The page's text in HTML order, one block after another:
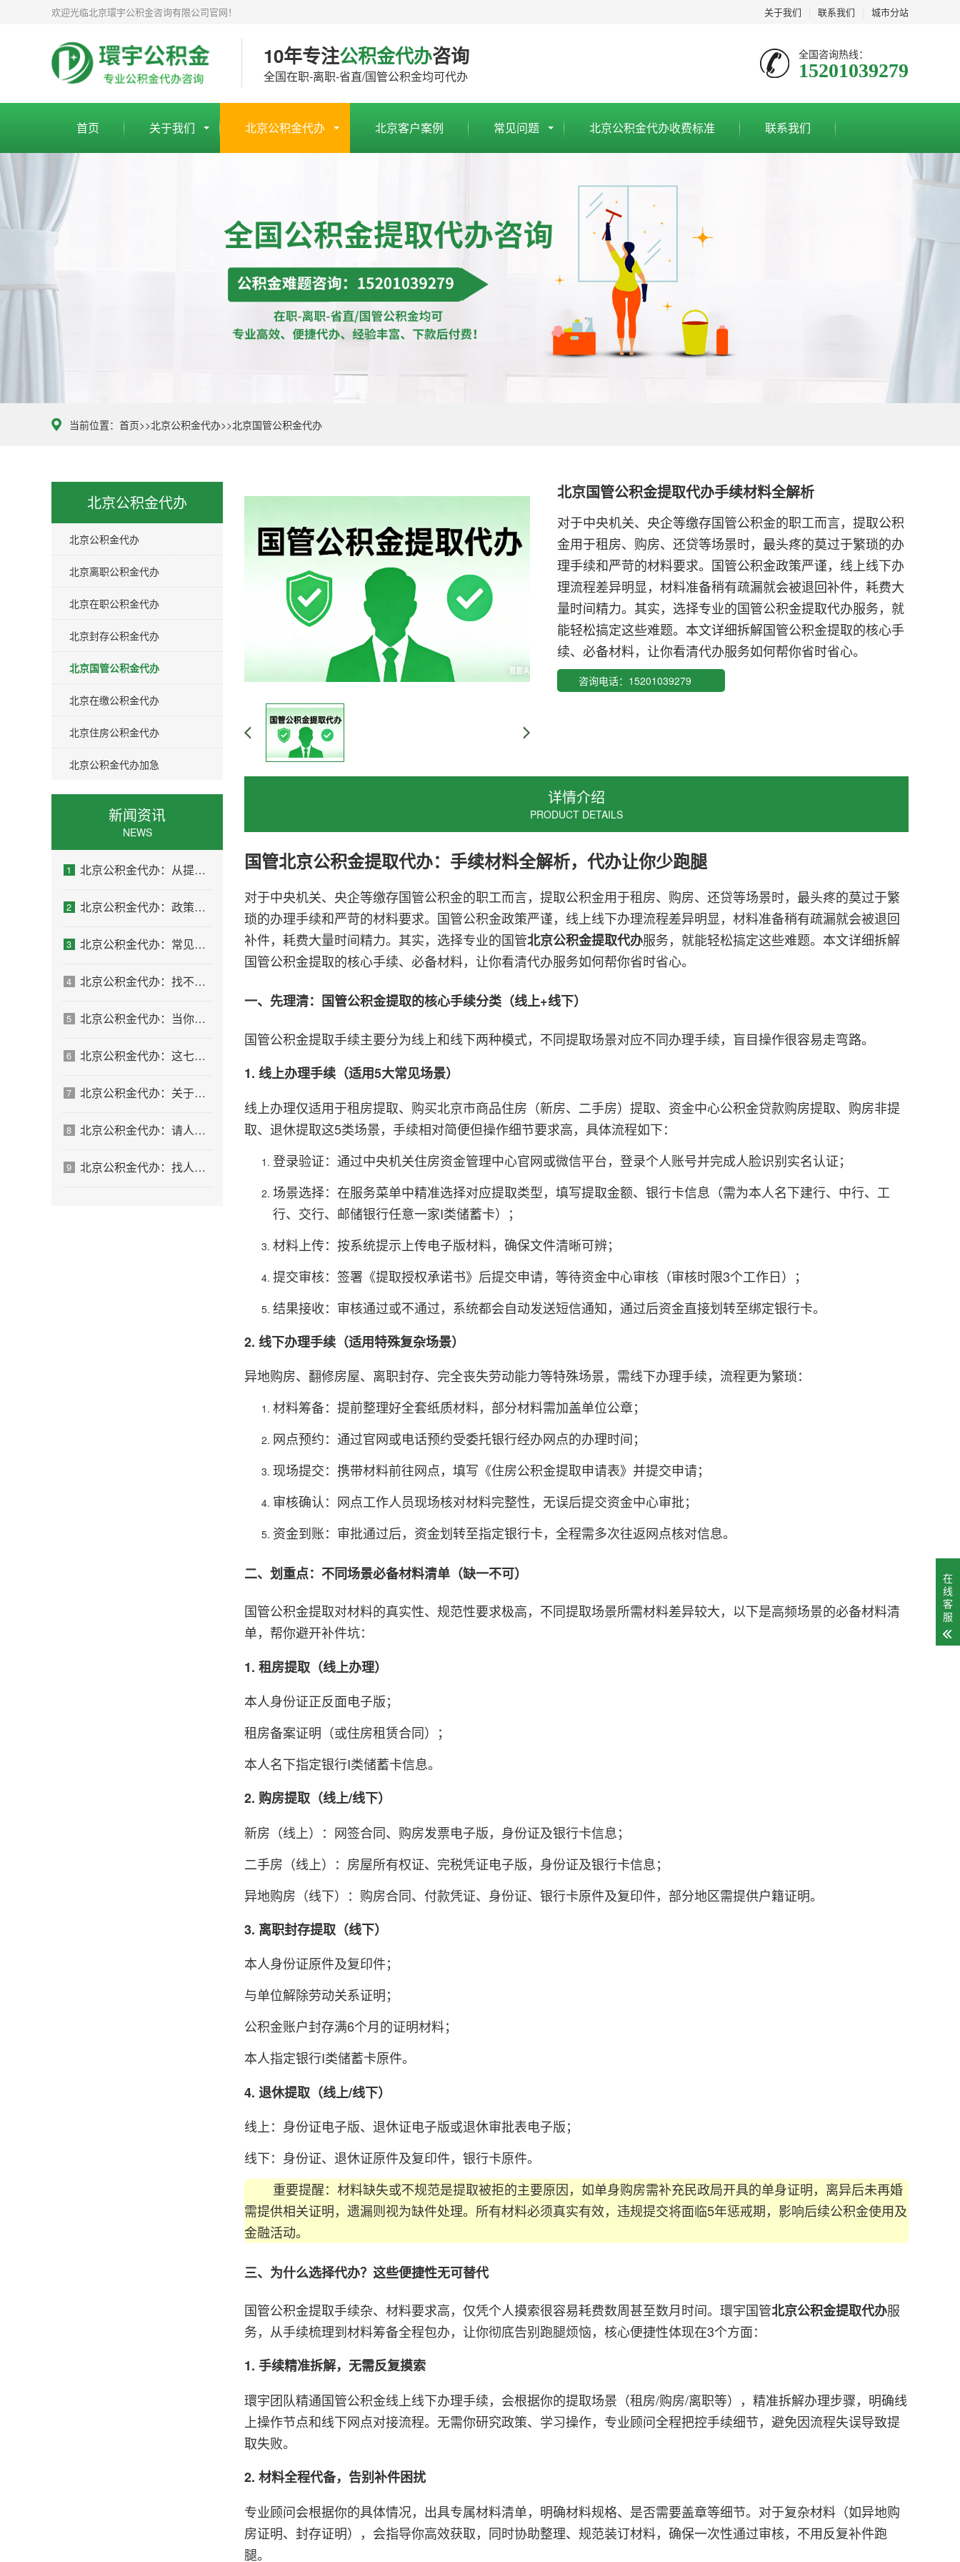
关于我们 联系我们 城市分站
欢迎光临北京環宇公积金咨询有限公司官网！
10年专注公积金代办咨询
全国在职-离职-省直/国管公积金均可代办
全国咨询热线：
15201039279
首页 关于我们 北京公积金代办 北京客户案例 常见问题 北京公积金代办收费标准 联系我们
当前位置： 首页>>北京公积金代办>>北京国管公积金代办
北京公积金代办
北京公积金代办
北京离职公积金代办
北京在职公积金代办
北京封存公积金代办
北京国管公积金代办
北京在缴公积金代办
北京住房公积金代办
北京公积金代办加急
新闻资讯
NEWS
1 北京公积金代办：从提问方式就能看出你是否需要帮助
2 北京公积金代办：政策一直在变，你需要有人帮你盯着
3 北京公积金代办：常见误区
4 北京公积金代办：找不找代办的最终判断标准
5 北京公积金代办：当你犹豫要不要找人时，先看自己符合这几点吗
6 北京公积金代办：这七种情况，你真的不用找代办
7 北京公积金代办：关于找代办这件事的常见疑问，一次性说清楚
8 北京公积金代办：请人办之前，自己先做这几步
9 北京公积金代办：找人办不是放弃，是换一种方式解决
北京国管公积金提取代办手续材料全解析
对于中央机关、央企等缴存国管公积金的职工而言，提取公积
金用于租房、购房、还贷等场景时，最头疼的莫过于繁琐的办
理手续和严苛的材料要求。国管公积金政策严谨，线上线下办
理流程差异明显，材料准备稍有疏漏就会被退回补件，耗费大
量时间精力。其实，选择专业的国管公积金提取代办服务，就
能轻松搞定这些难题。本文详细拆解国管公积金提取的核心手
续、必备材料，让你看清代办服务如何帮你省时省心。
咨询电话：15201039279
详情介绍
PRODUCT DETAILS
国管北京公积金提取代办：手续材料全解析，代办让你少跑腿
对于中央机关、央企等缴存国管公积金的职工而言，提取公积金用于租房、购房、还贷等场景时，最头疼的莫过于繁
琐的办理手续和严苛的材料要求。国管公积金政策严谨，线上线下办理流程差异明显，材料准备稍有疏漏就会被退回
补件，耗费大量时间精力。其实，选择专业的国管北京公积金提取代办服务，就能轻松搞定这些难题。本文详细拆解
国管公积金提取的核心手续、必备材料，让你看清代办服务如何帮你省时省心。
一、先理清：国管公积金提取的核心手续分类（线上+线下）
国管公积金提取手续主要分为线上和线下两种模式，不同提取场景对应不同办理手续，盲目操作很容易走弯路。
1. 线上办理手续（适用5大常见场景）
线上办理仅适用于租房提取、购买北京市商品住房（新房、二手房）提取、资金中心公积金贷款购房提取、购房非提
取、退休提取这5类场景，手续相对简便但操作细节要求高，具体流程如下：
登录验证：通过中央机关住房资金管理中心官网或微信平台，登录个人账号并完成人脸识别实名认证；
场景选择：在服务菜单中精准选择对应提取类型，填写提取金额、银行卡信息（需为本人名下建行、中行、工
行、交行、邮储银行任意一家I类储蓄卡）；
材料上传：按系统提示上传电子版材料，确保文件清晰可辨；
提交审核：签署《提取授权承诺书》后提交申请，等待资金中心审核（审核时限3个工作日）；
结果接收：审核通过或不通过，系统都会自动发送短信通知，通过后资金直接划转至绑定银行卡。
2. 线下办理手续（适用特殊复杂场景）
异地购房、翻修房屋、离职封存、完全丧失劳动能力等特殊场景，需线下办理手续，流程更为繁琐：
材料筹备：提前整理好全套纸质材料，部分材料需加盖单位公章；
网点预约：通过官网或电话预约受委托银行经办网点的办理时间；
现场提交：携带材料前往网点，填写《住房公积金提取申请表》并提交申请；
审核确认：网点工作人员现场核对材料完整性，无误后提交资金中心审批；
资金到账：审批通过后，资金划转至指定银行卡，全程需多次往返网点核对信息。
二、划重点：不同场景必备材料清单（缺一不可）
国管公积金提取对材料的真实性、规范性要求极高，不同提取场景所需材料差异较大，以下是高频场景的必备材料清
单，帮你避开补件坑：
1. 租房提取（线上办理）
本人身份证正反面电子版；
租房备案证明（或住房租赁合同）；
本人名下指定银行I类储蓄卡信息。
2. 购房提取（线上/线下）
新房（线上）：网签合同、购房发票电子版，身份证及银行卡信息；
二手房（线上）：房屋所有权证、完税凭证电子版，身份证及银行卡信息；
异地购房（线下）：购房合同、付款凭证、身份证、银行卡原件及复印件，部分地区需提供户籍证明。
3. 离职封存提取（线下）
本人身份证原件及复印件；
与单位解除劳动关系证明；
公积金账户封存满6个月的证明材料；
本人指定银行I类储蓄卡原件。
4. 退休提取（线上/线下）
线上：身份证电子版、退休证电子版或退休审批表电子版；
线下：身份证、退休证原件及复印件，银行卡原件。
重要提醒：材料缺失或不规范是提取被拒的主要原因，如单身购房需补充民政局开具的单身证明，离异后未再婚
需提供相关证明，遗漏则视为缺件处理。所有材料必须真实有效，违规提交将面临5年惩戒期，影响后续公积金使用及
金融活动。
三、为什么选择代办？这些便捷性无可替代
国管公积金提取手续杂、材料要求高，仅凭个人摸索很容易耗费数周甚至数月时间。環宇国管北京公积金提取代办服
务，从手续梳理到材料筹备全程包办，让你彻底告别跑腿烦恼，核心便捷性体现在3个方面：
1. 手续精准拆解，无需反复摸索
環宇团队精通国管公积金线上线下办理手续，会根据你的提取场景（租房/购房/离职等），精准拆解办理步骤，明确线
上操作节点和线下网点对接流程。无需你研究政策、学习操作，专业顾问全程把控手续细节，避免因流程失误导致提
取失败。
2. 材料全程代备，告别补件困扰
专业顾问会根据你的具体情况，出具专属材料清单，明确材料规格、是否需要盖章等细节。对于复杂材料（如异地购
房证明、封存证明），会指导你高效获取，同时协助整理、规范装订材料，确保一次性通过审核，不用反复补件跑
腿。
在
线
客
服